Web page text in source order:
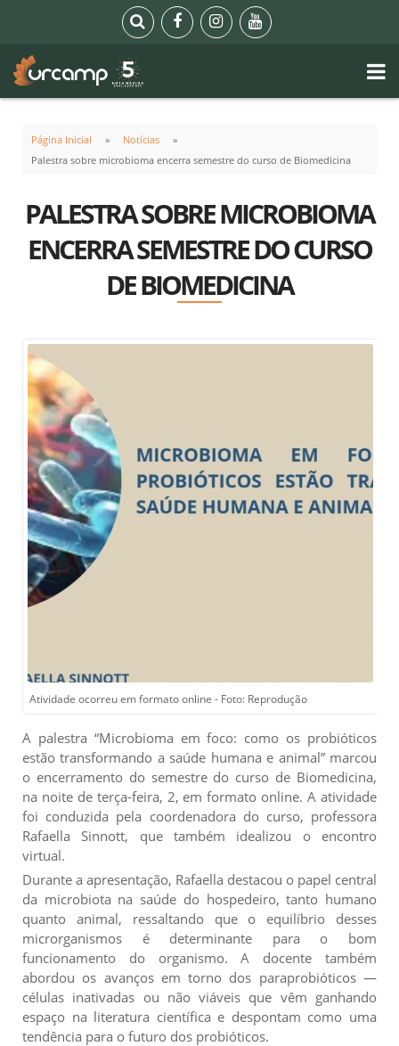
Página Inicial
Notícias
Palestra sobre microbioma encerra semestre do curso de Biomedicina
PALESTRA SOBRE MICROBIOMA
ENCERRA SEMESTRE DO CURSO
DE BIOMEDICINA
Atividade ocorreu em formato online - Foto: Reprodução
A palestra “Microbioma em foco: como os probióticos
estão transformando a saúde humana e animal” marcou
o encerramento do semestre do curso de Biomedicina,
na noite de terça-feira, 2, em formato online. A atividade
foi conduzida pela coordenadora do curso, professora
Rafaella Sinnott, que também idealizou o encontro
virtual.
Durante a apresentação, Rafaella destacou o papel central
da microbiota na saúde do hospedeiro, tanto humano
quanto animal, ressaltando que o equilíbrio desses
microrganismos é determinante para o bom
funcionamento do organismo. A docente também
abordou os avanços em torno dos paraprobióticos —
células inativadas ou não viáveis que vêm ganhando
espaço na literatura científica e despontam como uma
tendência para o futuro dos probióticos.